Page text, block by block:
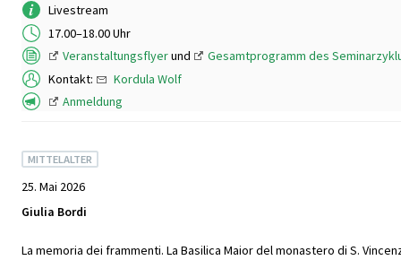
Livestream
17.00–18.00 Uhr
Veranstaltungsflyerund
Gesamtprogramm des
Kontakt:
Kordula Wolf
Anmeldung
MITTELALTER
25. Mai 2026
Giulia Bordi
La memoria dei frammenti. La Basilica Maior del monastero di S.